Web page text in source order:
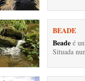
BEADE
Beade é
Situada